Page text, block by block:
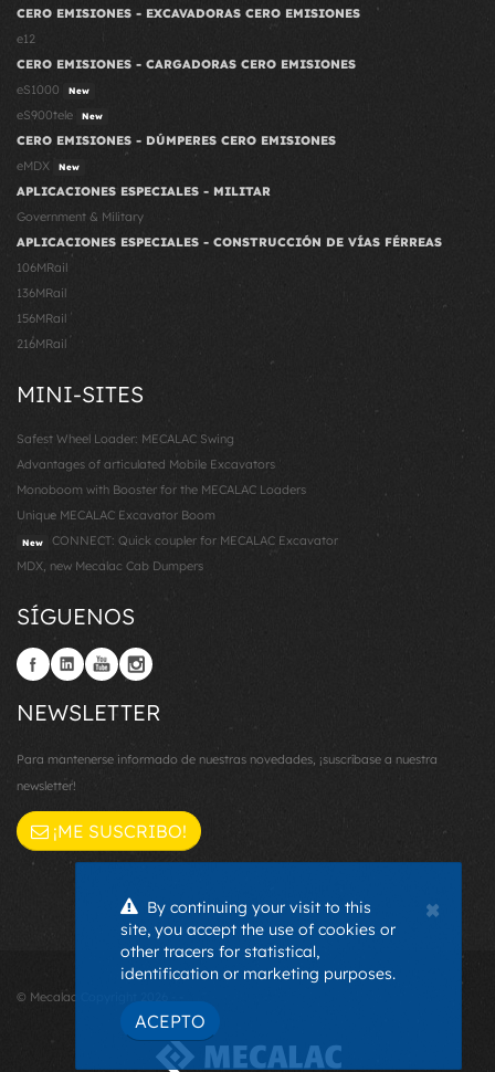
CERO EMISIONES - EXCAVADORAS CERO EMISIONES
e12
CERO EMISIONES - CARGADORAS CERO EMISIONES
eS1000
New
eS900tele New
CERO EMISIONES - DÚMPERES CERO EMISIONES
eMDX
New
APLICACIONES ESPECIALES - MILITAR
Government & Military
APLICACIONES ESPECIALES - CONSTRUCCIÓN DE VÍAS FÉRREAS
106MRail
136MRail
156MRail
216MRail
MINI-SITES
Safest Wheel Loader: MECALAC Swing
Advantages of articulated Mobile Excavators
Monoboom with Booster for the MECALAC Loaders
Unique MECALAC Excavator Boom
New
CONNECT: Quick coupler for MECALAC Excavator
MDX, new Mecalac Cab Dumpers
SÍGUENOS
NEWSLETTER
Para mantenerse informado de nuestras novedades, ¡suscríbase a nuestra
newsletter!
¡ME SUSCRIBO!
© Mecalac Copyright 2026 - -
×
By continuing your visit to this
site, you accept the use of cookies or
other tracers for statistical,
identification or marketing purposes.
ACEPTO